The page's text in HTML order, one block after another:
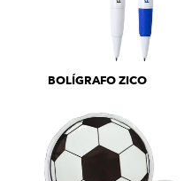
BOLÍGRAFO ZICO